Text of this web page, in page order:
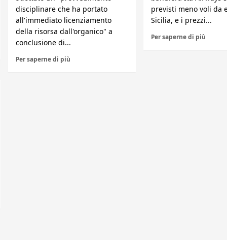
disciplinare che ha portato
all'immediato licenziamento
della risorsa dall'organico" a
conclusione di...
Per saperne di più
previsti meno voli da
Sicilia, e i prezzi...
Per saperne di più